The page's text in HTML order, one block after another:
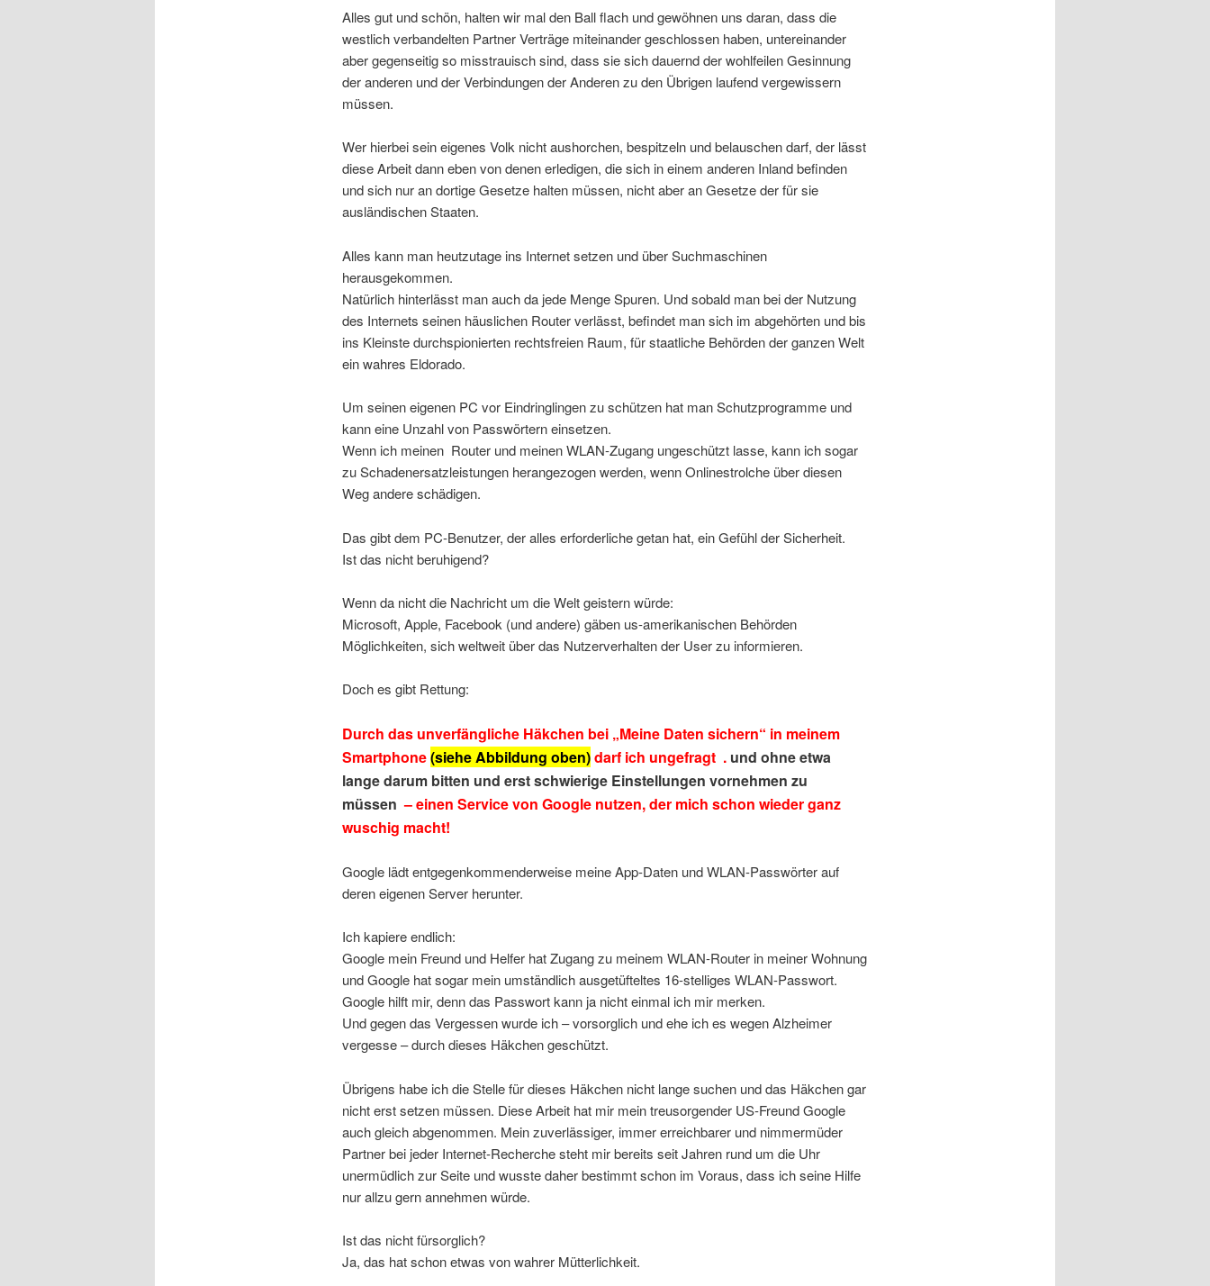
Alles gut und schön, halten wir mal den Ball flach und gewöhnen uns daran, dass die
westlich verbandelten Partner Verträge miteinander geschlossen haben, untereinander
aber gegenseitig so misstrauisch sind, dass sie sich dauernd der wohlfeilen Gesinnung
der anderen und der Verbindungen der Anderen zu den Übrigen laufend vergewissern
müssen.
Wer hierbei sein eigenes Volk nicht aushorchen, bespitzeln und belauschen darf, der lässt
diese Arbeit dann eben von denen erledigen, die sich in einem anderen Inland befinden
und sich nur an dortige Gesetze halten müssen, nicht aber an Gesetze der für sie
ausländischen Staaten.
Alles kann man heutzutage ins Internet setzen und über Suchmaschinen
herausgekommen.
Natürlich hinterlässt man auch da jede Menge Spuren. Und sobald man bei der Nutzung
des Internets seinen häuslichen Router verlässt, befindet man sich im abgehörten und bis
ins Kleinste durchspionierten rechtsfreien Raum, für staatliche Behörden der ganzen Welt
ein wahres Eldorado.
Um seinen eigenen PC vor Eindringlingen zu schützen hat man Schutzprogramme und
kann eine Unzahl von Passwörtern einsetzen.
Wenn ich meinen Router und meinen WLAN-Zugang ungeschützt lasse, kann ich sogar
zu Schadenersatzleistungen herangezogen werden, wenn Onlinestrolche über diesen
Weg andere schädigen.
Das gibt dem PC-Benutzer, der alles erforderliche getan hat, ein Gefühl der Sicherheit.
Ist das nicht beruhigend?
Wenn da nicht die Nachricht um die Welt geistern würde:
Microsoft, Apple, Facebook (und andere) gäben us-amerikanischen Behörden
Möglichkeiten, sich weltweit über das Nutzerverhalten der User zu informieren.
Doch es gibt Rettung:
Durch das unverfängliche Häkchen bei „Meine Daten sichern“ in meinem
Smartphone(siehe Abbildung oben)darf ich ungefragt . und ohne etwa
lange darum bitten und erst schwierige Einstellungen vornehmen zu
müssen – einen Service von Google nutzen, der mich schon wieder ganz
wuschig macht!
Google lädt entgegenkommenderweise meine App-Daten und WLAN-Passwörter auf
deren eigenen Server herunter.
Ich kapiere endlich:
Google mein Freund und Helfer hat Zugang zu meinem WLAN-Router in meiner Wohnung
und Google hat sogar mein umständlich ausgetüfteltes 16-stelliges WLAN-Passwort.
Google hilft mir, denn das Passwort kann ja nicht einmal ich mir merken.
Und gegen das Vergessen wurde ich – vorsorglich und ehe ich es wegen Alzheimer
vergesse – durch dieses Häkchen geschützt.
Übrigens habe ich die Stelle für dieses Häkchen nicht lange suchen und das Häkchen gar
nicht erst setzen müssen. Diese Arbeit hat mir mein treusorgender US-Freund Google
auch gleich abgenommen. Mein zuverlässiger, immer erreichbarer und nimmermüder
Partner bei jeder Internet-Recherche steht mir bereits seit Jahren rund um die Uhr
unermüdlich zur Seite und wusste daher bestimmt schon im Voraus, dass ich seine Hilfe
nur allzu gern annehmen würde.
Ist das nicht fürsorglich?
Ja, das hat schon etwas von wahrer Mütterlichkeit.